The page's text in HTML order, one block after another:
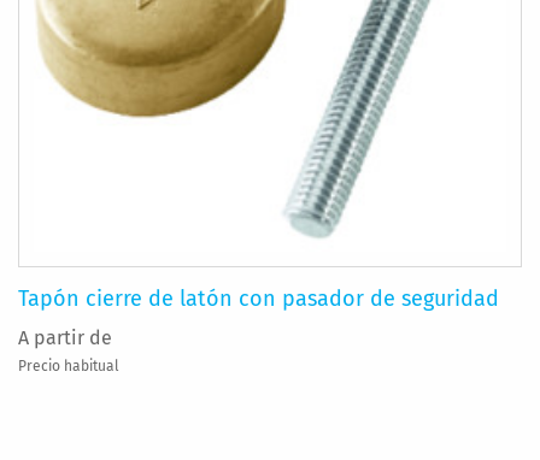
Tapón cierre de latón con pasador de seguridad
A partir de
Precio habitual